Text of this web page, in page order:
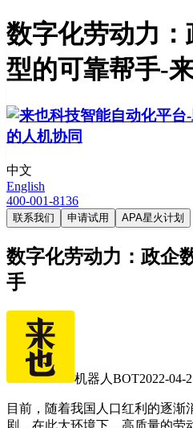
数字化劳动力
型的可靠帮手-
中文
English
400-001-8136
联系我们 申请试用 APA星火计划
数字化劳动力：政企
手
机器人BOT2022-04-
目前，随着我国人口红利的逐渐